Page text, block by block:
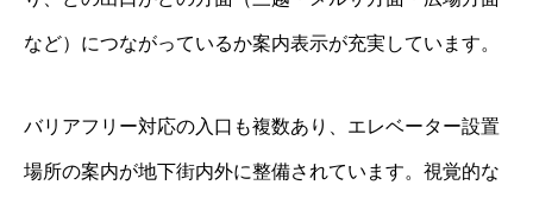
など）につながっているか案内表示が充実しています。
バリアフリー対応の入口も複数あり、エレベーター設置
場所の案内が地下街内外に整備されています。視覚的な